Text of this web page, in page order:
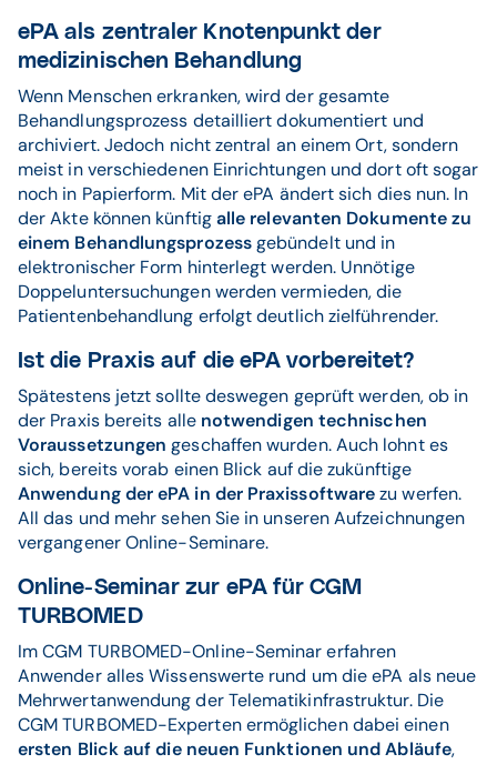
ePA als zentraler Knotenpunkt der
medizinischen Behandlung
Wenn Menschen erkranken, wird der gesamte
Behandlungsprozess detailliert dokumentiert und
archiviert. Jedoch nicht zentral an einem Ort, sondern
meist in verschiedenen Einrichtungen und dort oft sogar
noch in Papierform. Mit der ePA ändert sich dies nun. In
der Akte können künftigalle relevanten Dokumente zu
einem Behandlungsprozessgebündelt und in
elektronischer Form hinterlegt werden. Unnötige
Doppeluntersuchungen werden vermieden, die
Patientenbehandlung erfolgt deutlich zielführender.
Ist die Praxis auf die ePA vorbereitet?
Spätestens jetzt sollte deswegen geprüft werden, ob in
der Praxis bereits alle notwendigen technischen
Voraussetzungen geschaffen wurden. Auch lohnt es
sich, bereits vorab einen Blick auf die zukünftige
Anwendung der ePA in der Praxissoftwarezu werfen.
All das und mehr sehen Sie in unseren Aufzeichnungen
vergangener Online-Seminare.
Online-Seminar zur ePA für CGM
TURBOMED
Im CGM TURBOMED-Online-Seminar erfahren
Anwender alles Wissenswerte rund um die ePA als neue
Mehrwertanwendung der Telematikinfrastruktur. Die
CGM TURBOMED-Experten ermöglichen dabei einen
ersten Blick auf die neuen Funktionen und Abläufe,